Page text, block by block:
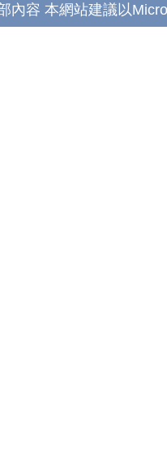
內容 本網站建議以